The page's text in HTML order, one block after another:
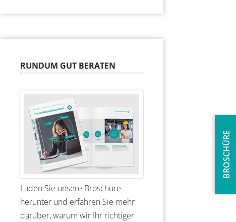
BROSCHÜRE
RUNDUM GUT BERATEN
Laden Sie unsere Broschüre
herunter und erfahren Sie mehr
darüber, warum wir Ihr richtiger